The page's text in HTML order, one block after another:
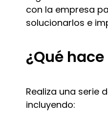
con la empresa
solucionarlos e
¿Qué
Realiza una serie
incluyendo: